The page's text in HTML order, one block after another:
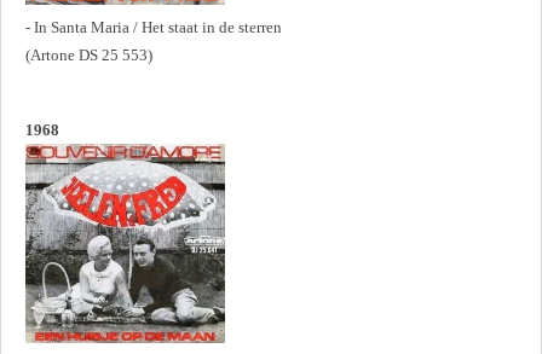
- In Santa Maria / Het staat in de sterren
(Artone DS 25 553)
1968